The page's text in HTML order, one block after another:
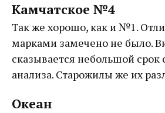
Камчатское №4
Так же хорошо, как и №1.
марками замечено не было.
сказывается небольшой срок
анализа. Старожилы же их
Океан